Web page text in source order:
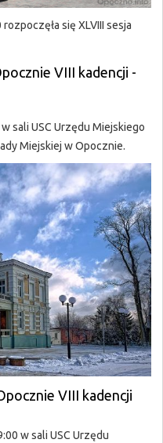
się XLVIII sesja
VIII kadencji -
sali USC Urzędu Miejskiego
Miejskiej w Opocznie.
VIII kadencji
w sali USC Urzędu